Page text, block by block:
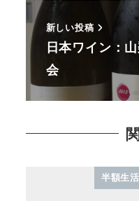
新しい投稿
日本ワイン：
会
半額生活